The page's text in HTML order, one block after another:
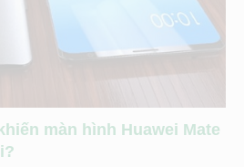
màn hình Huawei Mate